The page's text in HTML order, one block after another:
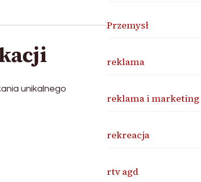
unikalnego
Przemysł
reklama
reklama i marketing
rekreacja
rtv agd